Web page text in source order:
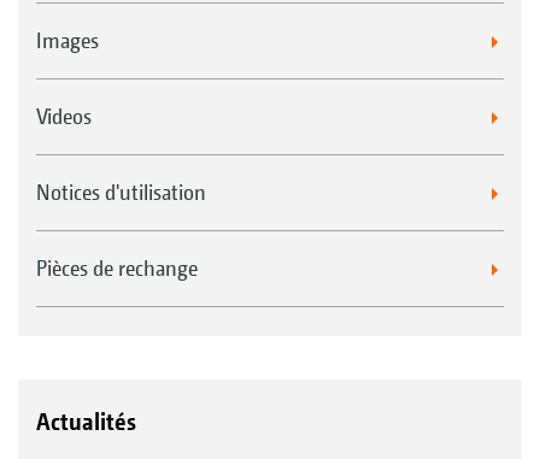
Images
Videos
Notices d'utilisation
Pièces de rechange
Actualités